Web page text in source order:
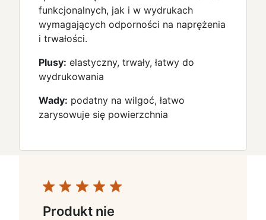
funkcjonalnych, jak i w wydrukach
wymagających odporności na naprężenia
i trwałości.
Plusy: elastyczny, trwały, łatwy do
wydrukowania
Wady: podatny na wilgoć, łatwo
zarysowuje się powierzchnia
Produkt nie